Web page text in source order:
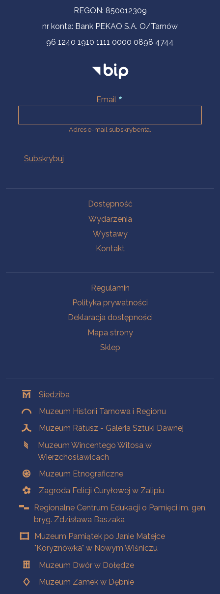
REGON: 850012309
nr konta: Bank PEKAO S.A. O/Tarnów
96 1240 1910 1111 0000 0898 4744
Email
Adres e-mail subskrybenta.
Dostępność
Wydarzenia
Wystawy
Kontakt
Regulamin
Polityka prywatności
Deklaracja dostępności
Mapa strony
Sklep
Siedziba
Muzeum Historii Tarnowa i Regionu
Muzeum Ratusz - Galeria Sztuki Dawnej
Muzeum Wincentego Witosa w
Wierzchosławicach
Muzeum Etnograficzne
Zagroda Felicji Curyłowej w Zalipiu
Regionalne Centrum Edukacji o Pamięci im. gen.
bryg. Zdzisława Baszaka
Muzeum Pamiątek po Janie Matejce
"Koryznówka" w Nowym Wiśniczu
Muzeum Dwór w Dołędze
Muzeum Zamek w Dębnie